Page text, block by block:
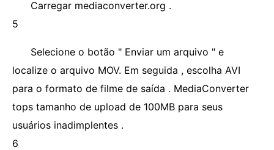
Carregar mediaconverter.org .
5
Selecione o botão " Enviar um arquivo " e
localize o arquivo MOV. Em seguida , escolha AVI
para o formato de filme de saída . MediaConverter
tops tamanho de upload de 100MB para seus
usuários inadimplentes .
6